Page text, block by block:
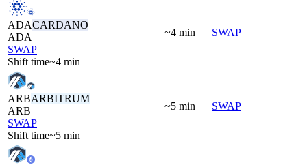
ADACARDANO
ADA
SWAP
Shift time~4 min
~4 min SWAP
ARBARBITRUM
ARB
SWAP
Shift time~5 min
~5 min SWAP